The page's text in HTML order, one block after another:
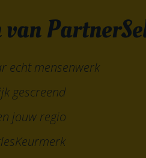
van
echt mensenwerk
gescreend
jouw regio